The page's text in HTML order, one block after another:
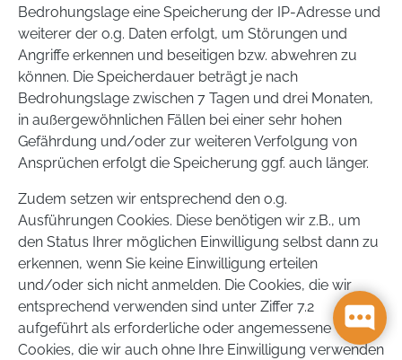
Bedrohungslage eine Speicherung der IP-Adresse und
weiterer der o.g. Daten erfolgt, um Störungen und
Angriffe erkennen und beseitigen bzw. abwehren zu
können. Die Speicherdauer beträgt je nach
Bedrohungslage zwischen 7 Tagen und drei Monaten,
in außergewöhnlichen Fällen bei einer sehr hohen
Gefährdung und/oder zur weiteren Verfolgung von
Ansprüchen erfolgt die Speicherung ggf. auch länger.
Zudem setzen wir entsprechend den o.g.
Ausführungen Cookies. Diese benötigen wir z.B., um
den Status Ihrer möglichen Einwilligung selbst dann zu
erkennen, wenn Sie keine Einwilligung erteilen
und/oder sich nicht anmelden. Die Cookies, die wir
entsprechend verwenden sind unter Ziffer 7.2
aufgeführt als erforderliche oder angemessene
Cookies, die wir auch ohne Ihre Einwilligung verwenden